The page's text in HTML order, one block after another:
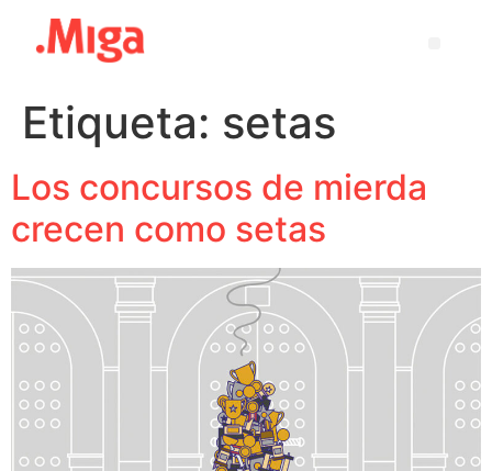
Etiqueta: setas
Los concursos de mierda
crecen como setas